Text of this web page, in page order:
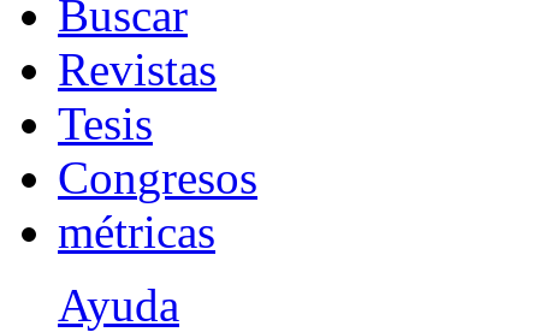
Buscar
Revistas
Tesis
Congresos
métricas
Ayuda